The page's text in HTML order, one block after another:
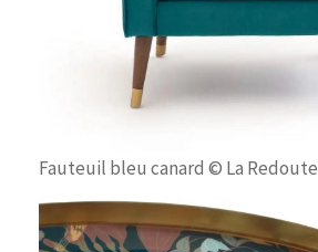
Fauteuil bleu canard © La Redoute